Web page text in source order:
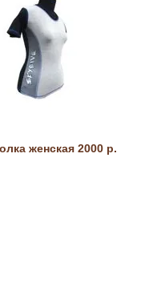
женская 2000 р.